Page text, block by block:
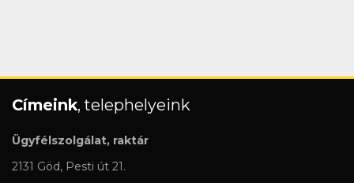
Címeink, telephelyeink
Ügyfélszolgálat, raktár
2131 Göd, Pesti út 21.